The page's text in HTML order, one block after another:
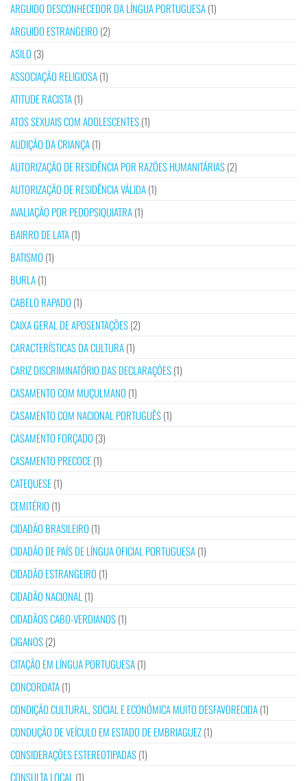
ARGUIDO DESCONHECEDOR DA LÍNGUA PORTUGUESA(1)
ARGUIDO ESTRANGEIRO (2)
ASILO (3)
ASSOCIAÇÃO RELIGIOSA(1)
ATITUDE RACISTA(1)
ATOS SEXUAIS COM ADOLESCENTES(1)
AUDIÇÃO DA CRIANÇA(1)
AUTORIZAÇÃO DE RESIDÊNCIA POR RAZÕES HUMANITÁRIAS(2)
AUTORIZAÇÃO DE RESIDÊNCIA VÁLIDA(1)
AVALIAÇÃO POR PEDOPSIQUIATRA(1)
BAIRRO DE LATA(1)
BATISMO (1)
BURLA(1)
CABELO RAPADO (1)
CAIXA GERAL DE APOSENTAÇÕES(2)
CARACTERÍSTICAS DA CULTURA(1)
CARIZ DISCRIMINATÓRIO DAS DECLARAÇÕES(1)
CASAMENTO COM MUÇULMANO (1)
CASAMENTO COM NACIONAL PORTUGUÊS(1)
CASAMENTO FORÇADO (3)
CASAMENTO PRECOCE(1)
CATEQUESE(1)
CEMITÉRIO (1)
CIDADÃO BRASILEIRO (1)
CIDADÃO DE PAÍS DE LÍNGUA OFICIAL PORTUGUESA(1)
CIDADÃO ESTRANGEIRO (1)
CIDADÃO NACIONAL (1)
CIDADÃOS CABO-VERDIANOS(1)
CIGANOS(2)
CITAÇÃO EM LÍNGUA PORTUGUESA(1)
CONCORDATA(1)
CONDIÇÃO CULTURAL, SOCIAL E ECONÓMICA MUITO DESFAVORECIDA(1)
CONDUÇÃO DE VEÍCULO EM ESTADO DE EMBRIAGUEZ(1)
CONSIDERAÇÕES ESTEREOTIPADAS(1)
CONSULTA LOCAL (1)